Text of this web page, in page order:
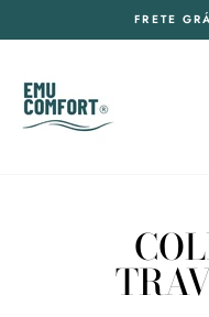
para
Conteúdo
FRETE